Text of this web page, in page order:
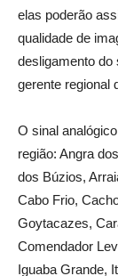
elas poderão
qualidade de
desligamento do
gerente regional
O sinal
região: Angra
dos Búzios,
Cabo Frio,
Goytacazes,
Comendador
Iguaba Grande,